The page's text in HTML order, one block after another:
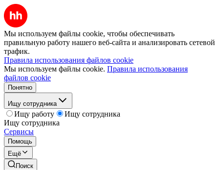
Мы используем файлы cookie, чтобы обеспечивать
правильную работу нашего веб-сайта и анализировать сетевой
трафик.
Правила использования файлов cookie
Мы используем файлы cookie. Правила использования
файлов cookie
Понятно
Ищу сотрудника
Ищу работу
Ищу сотрудника
Ищу сотрудника
Сервисы
Помощь
Ещё
Поиск